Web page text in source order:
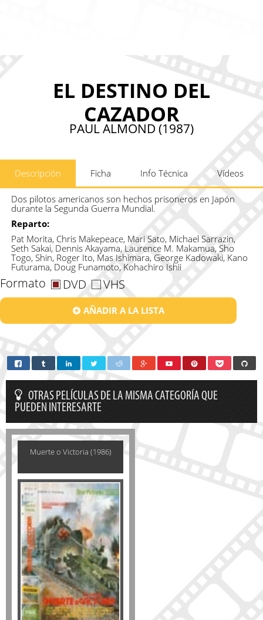
EL DESTINO DEL
CAZADOR
PAUL ALMOND (1987)
Descripción Ficha Info Técnica Vídeos
Dos pilotos americanos son hechos prisoneros en Japón
durante la Segunda Guerra Mundial.
Reparto:
Pat Morita, Chris Makepeace, Mari Sato, Michael Sarrazin,
Seth Sakai, Dennis Akayama, Laurence M. Makamua, Sho
Togo, Shin, Roger Ito, Mas Ishimara, George Kadowaki, Kano
Futurama, Doug Funamoto, Kohachiro Ishii
Formato DVD VHS
AÑADIR A LA LISTA
OTRAS PELÍCULAS DE LA MISMA CATEGORÍA QUE
PUEDEN INTERESARTE
Muerte o Victoria (1986)